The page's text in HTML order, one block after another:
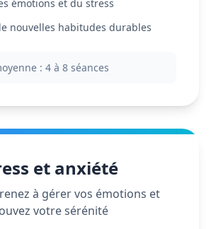
émotions et du stress
nouvelles habitudes durables
: 4 à 8 séances
et anxiété
à gérer vos émotions et
votre sérénité